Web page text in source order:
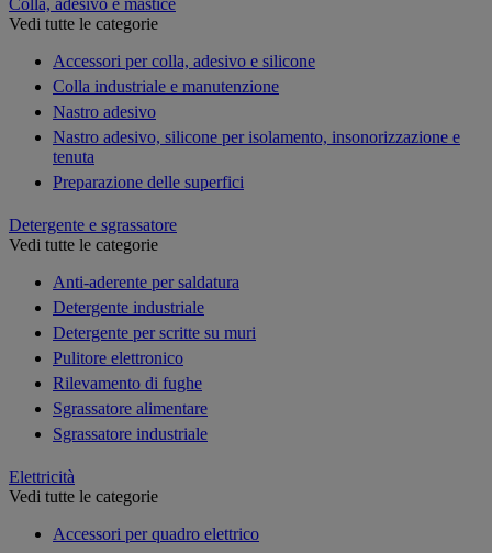
Vedi tutte le categorie
Accessori per colla, adesivo e silicone
Colla industriale e manutenzione
Nastro adesivo
Nastro adesivo, silicone per isolamento, insonorizzazione e
tenuta
Preparazione delle superfici
Detergente e sgrassatore
Vedi tutte le categorie
Anti-aderente per saldatura
Detergente industriale
Detergente per scritte su muri
Pulitore elettronico
Rilevamento di fughe
Sgrassatore alimentare
Sgrassatore industriale
Elettricità
Vedi tutte le categorie
Accessori per quadro elettrico